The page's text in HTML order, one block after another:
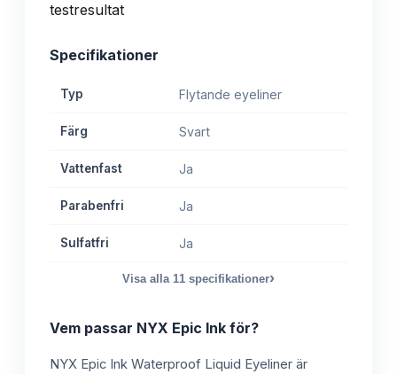
Specifikationer
Typ Flytande eyeliner
Färg Svart
Vattenfast Ja
Parabenfri Ja
Sulfatfri Ja
Visa alla 11 specifikationer›
Vem passar NYX Epic Ink för?
NYX Epic Ink Waterproof Liquid Eyeliner är